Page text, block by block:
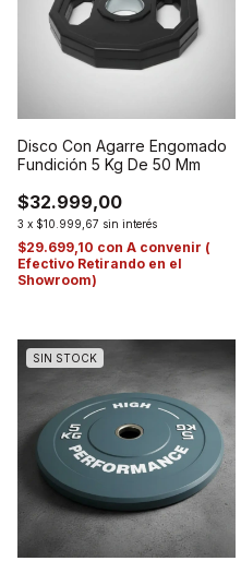
Disco Con Agarre Engomado
Fundición 5 Kg De 50 Mm
$32.999,00
3 x $10.999,67 sin interés
$29.699,10 con A convenir (
Efectivo Retirando en el
Showroom)
SIN STOCK